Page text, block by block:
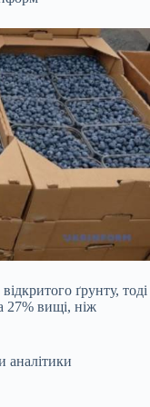
ґрунту, тоді
27% вищі, ніж
аналітики